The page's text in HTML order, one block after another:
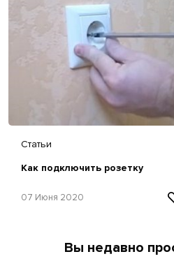
Статьи
Как подключить розетку
07 Июня 2020
Вы недавно